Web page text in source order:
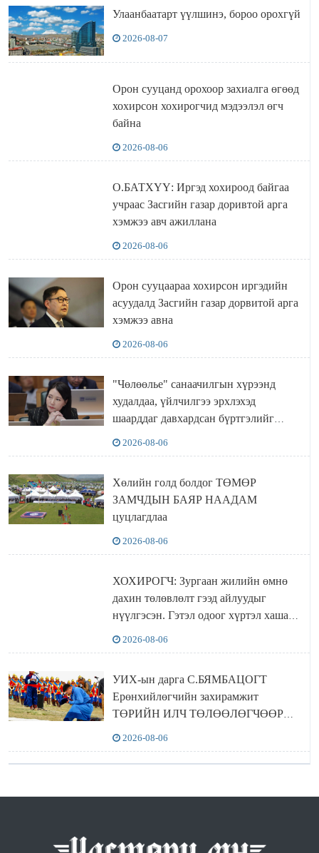
Улаанбаатарт үүлшинэ, бороо орохгүй
2026-08-07
Орон сууцанд орохоор захиалга өгөөд
хохирсон хохирогчид мэдээлэл өгч
байна
2026-08-06
О.БАТХҮҮ: Иргэд хохироод байгаа
учраас Засгийн газар доривтой арга
хэмжээ авч ажиллана
2026-08-06
Орон сууцаараа хохирсон иргэдийн
асуудалд Засгийн газар дорвитой арга
хэмжээ авна
2026-08-06
"Чөлөөлье" санаачилгын хүрээнд
худалдаа, үйлчилгээ эрхлэхэд
шаарддаг давхардсан бүртгэлийг
2026-08-06
Хөлийн голд болдог ТӨМӨР
ЗАМЧДЫН БАЯР НААДАМ
цуцлагдлаа
2026-08-06
ХОХИРОГЧ: Зургаан жилийн өмнө
дахин төлөвлөлт гээд айлуудыг
нүүлгэсэн. Гэтэл одоог хүртэл хашаа
2026-08-06
УИХ-ын дарга С.БЯМБАЦОГТ
Ерөнхийлөгчийн захирамжит
ТӨРИЙН ИЛЧ ТӨЛӨӨЛӨГЧӨӨР
2026-08-06